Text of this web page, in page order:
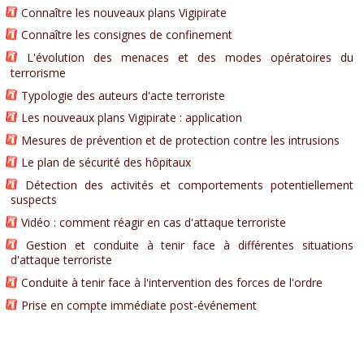
Connaître les nouveaux plans Vigipirate
Connaître les consignes de confinement
L'évolution des menaces et des modes opératoires du
terrorisme
Typologie des auteurs d'acte terroriste
Les nouveaux plans Vigipirate : application
Mesures de prévention et de protection contre les intrusions
Le plan de sécurité des hôpitaux
Détection des activités et comportements potentiellement
suspects
Vidéo : comment réagir en cas d'attaque terroriste
Gestion et conduite à tenir face à différentes situations
d'attaque terroriste
Conduite à tenir face à l'intervention des forces de l'ordre
Prise en compte immédiate post-événement